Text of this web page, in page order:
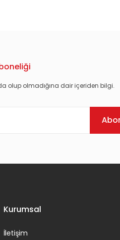
olup olmadığına dair içeriden bilgi.
Kurumsal
İletişim